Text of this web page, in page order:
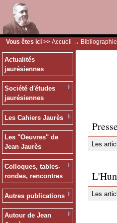
Vous êtes ici >> Accueil →
Actualités
jaurésiennes
Société d'études
jaurésiennes
Les Cahiers Jaurès
Les "Oeuvres" de
Jean Jaurès
Colloques, tables-
rondes, rencontres
Autres publications
Autour de Jean
Les
Les